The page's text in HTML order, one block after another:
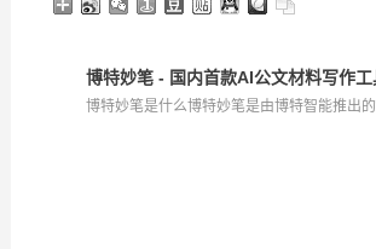
博特妙笔 - 国内首款AI公文材料写作工
博特妙笔是什么博特妙笔是由博特智能推出